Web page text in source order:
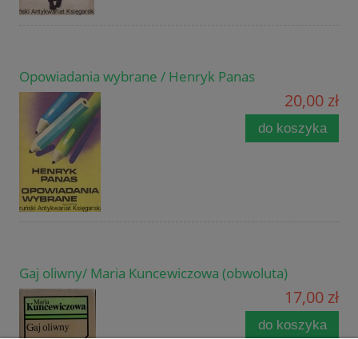
Opowiadania wybrane / Henryk Panas
20,00 zł
do koszyka
Gaj oliwny/ Maria Kuncewiczowa (obwoluta)
17,00 zł
do koszyka